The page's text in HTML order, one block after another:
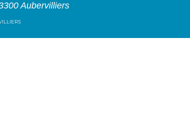
Aubervilliers